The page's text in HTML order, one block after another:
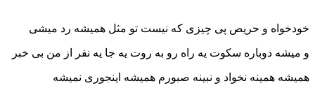
خودخواه و حریص پی چیزی که نیست تو مثل همیشه رد میشی
و میشه دوباره سکوت یه راه رو به روت یه جا یه نفر از من بی خبر
همیشه همینه نخواد و نبینه صبورم همیشه اینجوری نمیشه